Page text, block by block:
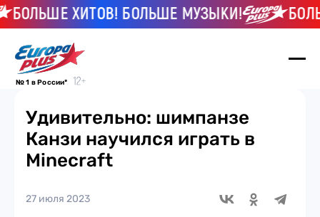
БОЛЬШЕ ХИТОВ! БОЛЬШЕ МУЗЫКИ!
№ 1 в России*
Удивительно: шимпанзе
Канзи научился играть в
Minecraft
27 июля 2023